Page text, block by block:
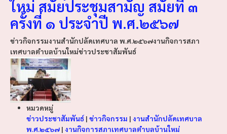
ใหม่ สมัยประชุมสามัญ สมัยที่ ๓
ครั้งที่ ๑ ประจำปี พ.ศ.๒๕๖๗
ข่าวกิจกรรมงานสำนักปลัดเทศบาล พ.ศ.๒๕๖๗งานกิจการสภา
เทศบาลตำบลบ้านใหม่ข่าวประชาสัมพันธ์
หมวดหมู่
ข่าวประชาสัมพันธ์ | ข่าวกิจกรรม | งานสำนักปลัดเทศบาล
พ.ศ.๒๕๖๗ | งานกิจการสภาเทศบาลตำบลบ้านใหม่